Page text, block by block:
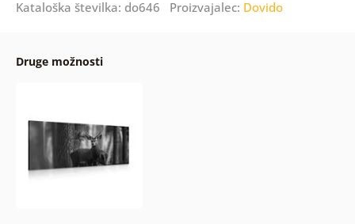
Kataloška številka: do646 Proizvajalec: Dovido
Druge možnosti